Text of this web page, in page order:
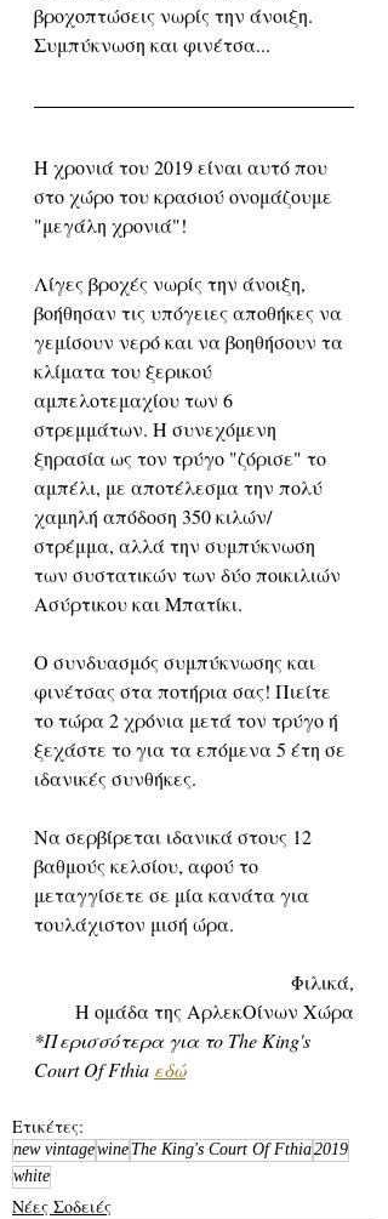
βροχοπτώσεις νωρίς την άνοιξη.
Συμπύκνωση και φινέτσα...
Η χρονιά του 2019 είναι αυτό που
στο χώρο του κρασιού ονομάζουμε
"μεγάλη χρονιά"!
Λίγες βροχές νωρίς την άνοιξη,
βοήθησαν τις υπόγειες αποθήκες να
γεμίσουν νερό και να βοηθήσουν τα
κλίματα του ξερικού
αμπελοτεμαχίου των 6
στρεμμάτων. Η συνεχόμενη
ξηρασία ως τον τρύγο "ζόρισε" το
αμπέλι, με αποτέλεσμα την πολύ
χαμηλή απόδοση 350 κιλών/
στρέμμα, αλλά την συμπύκνωση
των συστατικών των δύο ποικιλιών
Ασύρτικου και Μπατίκι.
Ο συνδυασμός συμπύκνωσης και
φινέτσας στα ποτήρια σας! Πιείτε
το τώρα 2 χρόνια μετά τον τρύγο ή
ξεχάστε το για τα επόμενα 5 έτη σε
ιδανικές συνθήκες.
Να σερβίρεται ιδανικά στους 12
βαθμούς κελσίου, αφού το
μεταγγίσετε σε μία κανάτα για
τουλάχιστον μισή ώρα.
Φιλικά,
Η ομάδα της ΑρλεκΟίνων Χώρα
*Περισσότερα για το The King's
Court Of Fthia εδώ
Ετικέτες:
new vintagewineThe King's Court Of Fthia2019
white
Νέες Σοδειές